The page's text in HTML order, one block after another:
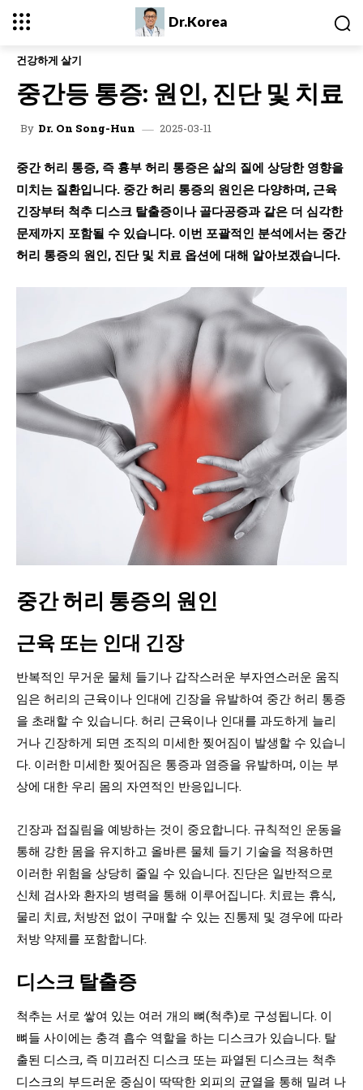
Dr.Korea
건강하게 살기
중간등 통증: 원인, 진단 및 치료
By Dr. On Song-Hun 2025-03-11
중간 허리 통증, 즉 흉부 허리 통증은 삶의 질에 상당한 영향을
미치는 질환입니다. 중간 허리 통증의 원인은 다양하며, 근육
긴장부터 척추 디스크 탈출증이나 골다공증과 같은 더 심각한
문제까지 포함될 수 있습니다. 이번 포괄적인 분석에서는 중간
허리 통증의 원인, 진단 및 치료 옵션에 대해 알아보겠습니다.
중간 허리 통증의 원인
근육 또는 인대 긴장
반복적인 무거운 물체 들기나 갑작스러운 부자연스러운 움직
임은 허리의 근육이나 인대에 긴장을 유발하여 중간 허리 통증
을 초래할 수 있습니다. 허리 근육이나 인대를 과도하게 늘리
거나 긴장하게 되면 조직의 미세한 찢어짐이 발생할 수 있습니
다. 이러한 미세한 찢어짐은 통증과 염증을 유발하며, 이는 부
상에 대한 우리 몸의 자연적인 반응입니다.
긴장과 접질림을 예방하는 것이 중요합니다. 규칙적인 운동을
통해 강한 몸을 유지하고 올바른 물체 들기 기술을 적용하면
이러한 위험을 상당히 줄일 수 있습니다. 진단은 일반적으로
신체 검사와 환자의 병력을 통해 이루어집니다. 치료는 휴식,
물리 치료, 처방전 없이 구매할 수 있는 진통제 및 경우에 따라
처방 약제를 포함합니다.
디스크 탈출증
척추는 서로 쌓여 있는 여러 개의 뼈(척추)로 구성됩니다. 이
뼈들 사이에는 충격 흡수 역할을 하는 디스크가 있습니다. 탈
출된 디스크, 즉 미끄러진 디스크 또는 파열된 디스크는 척추
디스크의 부드러운 중심이 딱딱한 외피의 균열을 통해 밀려 나